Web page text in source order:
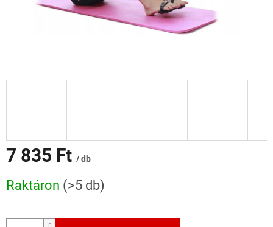
7 835 Ft / db
Raktáron (>5 db)